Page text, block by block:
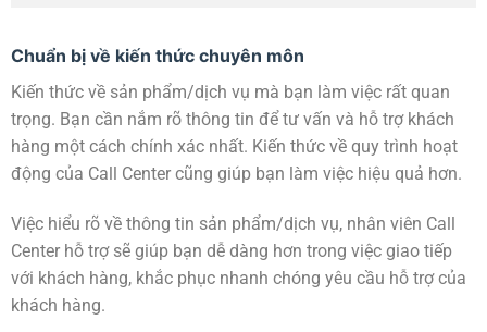
Chuẩn bị về kiến thức chuyên môn
Kiến thức về sản phẩm/dịch vụ mà bạn làm việc rất quan
trọng. Bạn cần nắm rõ thông tin để tư vấn và hỗ trợ khách
hàng một cách chính xác nhất. Kiến thức về quy trình hoạt
động của Call Center cũng giúp bạn làm việc hiệu quả hơn.
Việc hiểu rõ về thông tin sản phẩm/dịch vụ, nhân viên Call
Center hỗ trợ sẽ giúp bạn dễ dàng hơn trong việc giao tiếp
với khách hàng, khắc phục nhanh chóng yêu cầu hỗ trợ của
khách hàng.